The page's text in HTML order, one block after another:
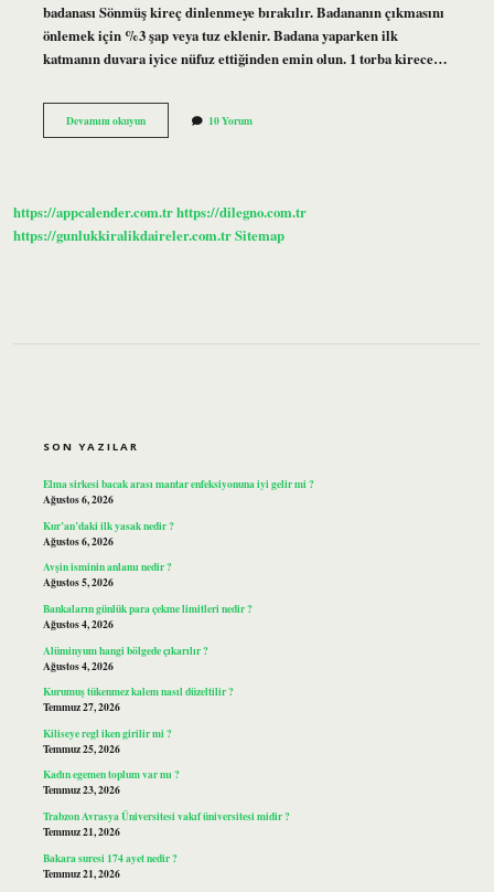
badanası Sönmüş kireç dinlenmeye bırakılır. Badananın çıkmasını
önlemek için %3 şap veya tuz eklenir. Badana yaparken ilk
katmanın duvara iyice nüfuz ettiğinden emin olun. 1 torba kirece…
Devamını okuyunRulo
Ile
10 Yorum
https://appcalender.com.trhttps://dilegno.com.tr
https://gunlukkiralikdaireler.com.trSitemap
SON YAZILAR
Elma sirkesi bacak arası mantar enfeksiyonuna iyi gelir mi ?
Ağustos 6, 2026
Kur’an’daki ilk yasak nedir ?
Ağustos 6, 2026
Avşin isminin anlamı nedir ?
Ağustos 5, 2026
Bankaların günlük para çekme limitleri nedir ?
Ağustos 4, 2026
Alüminyum hangi bölgede çıkarılır ?
Ağustos 4, 2026
Kurumuş tükenmez kalem nasıl düzeltilir ?
Temmuz 27, 2026
Kiliseye regl iken girilir mi ?
Temmuz 25, 2026
Kadın egemen toplum var mı ?
Temmuz 23, 2026
Trabzon Avrasya Üniversitesi vakıf üniversitesi midir ?
Temmuz 21, 2026
Bakara suresi 174 ayet nedir ?
Temmuz 21, 2026